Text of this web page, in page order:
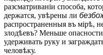
разсматриваніи способа,
держатся, увѣрены ли
распространенныя въ мірѣ,
злодѣевъ? Меньше
удерживать руку и
человѣку.